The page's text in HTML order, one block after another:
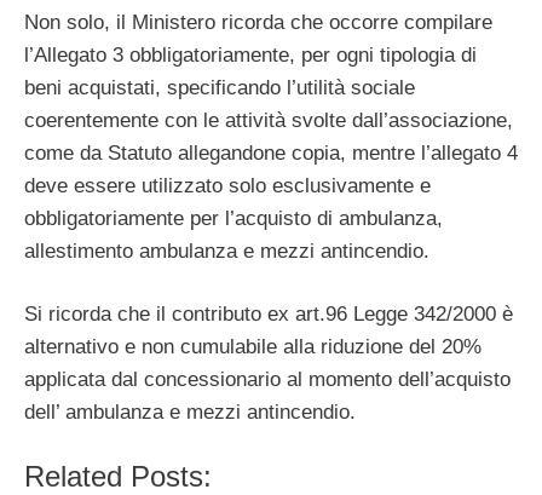
Non solo, il Ministero ricorda che occorre compilare
l’Allegato 3 obbligatoriamente, per ogni tipologia di
beni acquistati, specificando l’utilità sociale
coerentemente con le attività svolte dall’associazione,
come da Statuto allegandone copia, mentre l’allegato 4
deve essere utilizzato solo esclusivamente e
obbligatoriamente per l’acquisto di ambulanza,
allestimento ambulanza e mezzi antincendio.
Si ricorda che il contributo ex art.96 Legge 342/2000 è
alternativo e non cumulabile alla riduzione del 20%
applicata dal concessionario al momento dell’acquisto
dell’ ambulanza e mezzi antincendio.
Related Posts: